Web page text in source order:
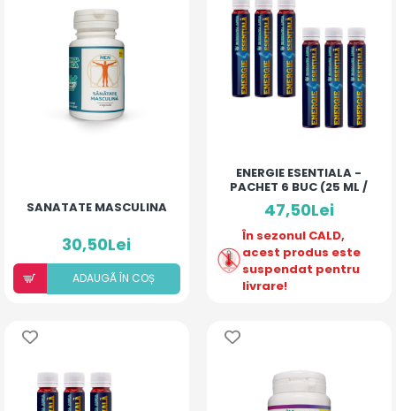
SANATATE MASCULINA
30,50Lei
ADAUGÃ ÎN COȘ
ENERGIE ESENTIALA -
PACHET 6 BUC (25 ML /
MONODOZA)
47,50Lei
În sezonul CALD,
acest produs este
suspendat pentru
livrare!